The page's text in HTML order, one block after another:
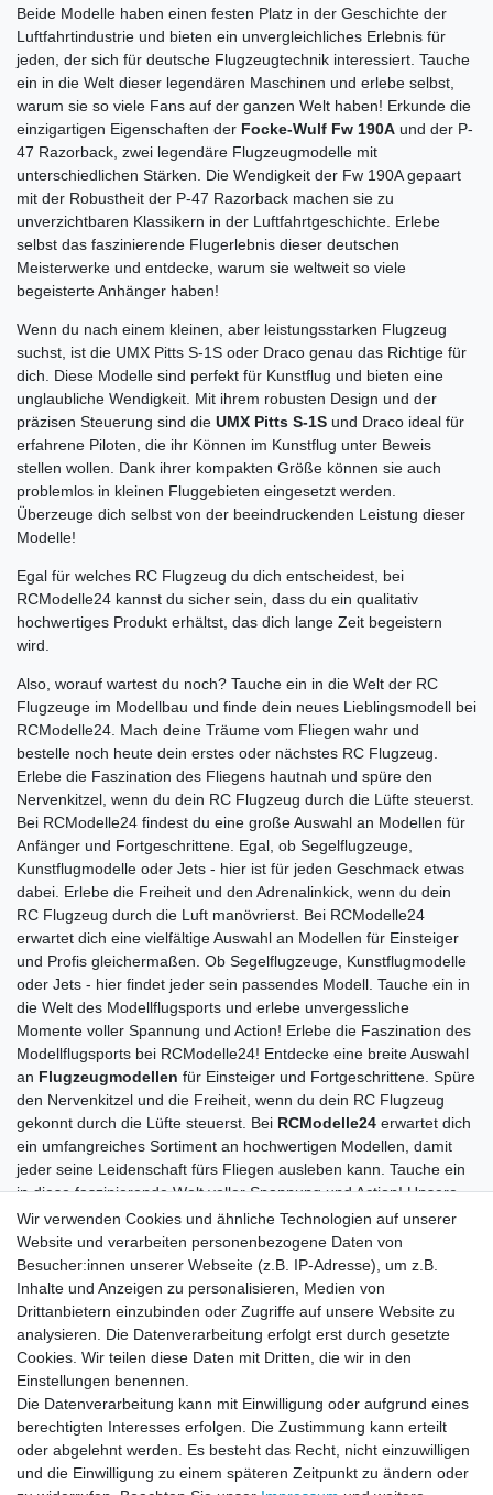
Beide Modelle haben einen festen Platz in der Geschichte der
Luftfahrtindustrie und bieten ein unvergleichliches Erlebnis für
jeden, der sich für deutsche Flugzeugtechnik interessiert. Tauche
ein in die Welt dieser legendären Maschinen und erlebe selbst,
warum sie so viele Fans auf der ganzen Welt haben! Erkunde die
einzigartigen Eigenschaften der Focke-Wulf Fw 190A und der P-
47 Razorback, zwei legendäre Flugzeugmodelle mit
unterschiedlichen Stärken. Die Wendigkeit der Fw 190A gepaart
mit der Robustheit der P-47 Razorback machen sie zu
unverzichtbaren Klassikern in der Luftfahrtgeschichte. Erlebe
selbst das faszinierende Flugerlebnis dieser deutschen
Meisterwerke und entdecke, warum sie weltweit so viele
begeisterte Anhänger haben!
Wenn du nach einem kleinen, aber leistungsstarken Flugzeug
suchst, ist die UMX Pitts S-1S oder Draco genau das Richtige für
dich. Diese Modelle sind perfekt für Kunstflug und bieten eine
unglaubliche Wendigkeit. Mit ihrem robusten Design und der
präzisen Steuerung sind die UMX Pitts S-1S und Draco ideal für
erfahrene Piloten, die ihr Können im Kunstflug unter Beweis
stellen wollen. Dank ihrer kompakten Größe können sie auch
problemlos in kleinen Fluggebieten eingesetzt werden.
Überzeuge dich selbst von der beeindruckenden Leistung dieser
Modelle!
Egal für welches RC Flugzeug du dich entscheidest, bei
RCModelle24 kannst du sicher sein, dass du ein qualitativ
hochwertiges Produkt erhältst, das dich lange Zeit begeistern
wird.
Also, worauf wartest du noch? Tauche ein in die Welt der RC
Flugzeuge im Modellbau und finde dein neues Lieblingsmodell bei
RCModelle24. Mach deine Träume vom Fliegen wahr und
bestelle noch heute dein erstes oder nächstes RC Flugzeug.
Erlebe die Faszination des Fliegens hautnah und spüre den
Nervenkitzel, wenn du dein RC Flugzeug durch die Lüfte steuerst.
Bei RCModelle24 findest du eine große Auswahl an Modellen für
Anfänger und Fortgeschrittene. Egal, ob Segelflugzeuge,
Kunstflugmodelle oder Jets - hier ist für jeden Geschmack etwas
dabei. Erlebe die Freiheit und den Adrenalinkick, wenn du dein
RC Flugzeug durch die Luft manövrierst. Bei RCModelle24
erwartet dich eine vielfältige Auswahl an Modellen für Einsteiger
und Profis gleichermaßen. Ob Segelflugzeuge, Kunstflugmodelle
oder Jets - hier findet jeder sein passendes Modell. Tauche ein in
die Welt des Modellflugsports und erlebe unvergessliche
Momente voller Spannung und Action! Erlebe die Faszination des
Modellflugsports bei RCModelle24! Entdecke eine breite Auswahl
an Flugzeugmodellen für Einsteiger und Fortgeschrittene. Spüre
den Nervenkitzel und die Freiheit, wenn du dein RC Flugzeug
gekonnt durch die Lüfte steuerst. Bei RCModelle24 erwartet dich
ein umfangreiches Sortiment an hochwertigen Modellen, damit
jeder seine Leidenschaft fürs Fliegen ausleben kann. Tauche ein
in diese faszinierende Welt voller Spannung und Action! Unsere
hochwertigen Modelle überzeugen nicht nur durch ihre
detailgetreue Nachbildung echter Flugzeuge, sondern auch durch
ihre ausgezeichnete Qualität und innovative Technik. Mit einem
RC Flugzeug von RCModelle24 kannst du deine fliegerischen
Fähigkeiten verbessern und neue Herausforderungen meistern.
Bestelle noch heute dein neues Lieblingsmodell bei uns und
starte schon bald zu aufregenden Abenteuern in der Luft! Unsere
hochwertigen Flugmodelle bieten dir ein unvergleichliches
Erlebnis und garantieren stundenlangen Spaß. Egal, ob Anfänger
oder erfahrener Pilot, bei uns findest du das passende Modell für
deine Bedürfnisse. Bestelle noch heute und freue dich auf
spannende Momente in luftiger Höhe!
Wir verwenden Cookies und ähnliche Technologien auf unserer
Website und verarbeiten personenbezogene Daten von
Besucher:innen unserer Webseite (z.B. IP-Adresse), um z.B.
Inhalte und Anzeigen zu personalisieren, Medien von
Drittanbietern einzubinden oder Zugriffe auf unsere Website zu
analysieren. Die Datenverarbeitung erfolgt erst durch gesetzte
Cookies. Wir teilen diese Daten mit Dritten, die wir in den
Einstellungen benennen.
Die Datenverarbeitung kann mit Einwilligung oder aufgrund eines
berechtigten Interesses erfolgen. Die Zustimmung kann erteilt
oder abgelehnt werden. Es besteht das Recht, nicht einzuwilligen
und die Einwilligung zu einem späteren Zeitpunkt zu ändern oder